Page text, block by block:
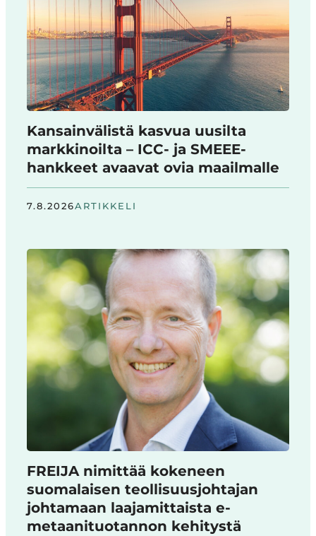
Kansainvälistä kasvua uusilta
markkinoilta – ICC- ja SMEEE-
hankkeet avaavat ovia maailmalle
7.8.2026ARTIKKELI
FREIJA nimittää kokeneen
suomalaisen teollisuusjohtajan
johtamaan laajamittaista e-
metaanituotannon kehitystä